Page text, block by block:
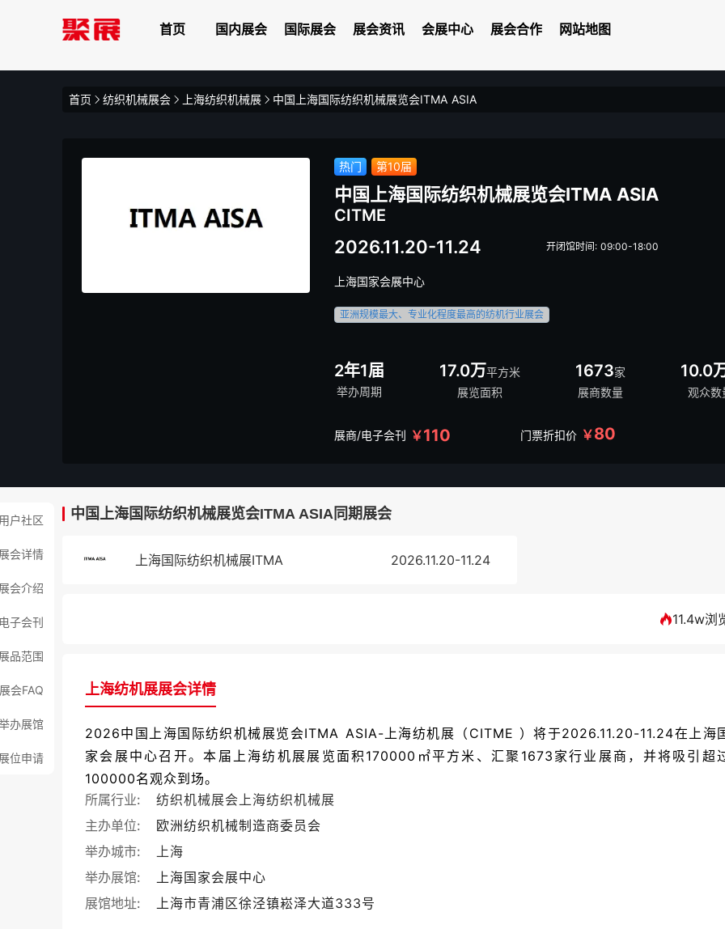
首页 国内展会 国际展会 展会资讯 会展中心 展会合作 网站地图
首页 纺织机械展会 上海纺织机械展 中国上海国际纺织机械展览会ITMA ASIA
热门 第10届
中国上海国际纺织机械展览会ITMA ASIA
CITME
2026.11.20-11.24 开闭馆时间: 09:00-18:00
上海国家会展中心
亚洲规模最大、专业化程度最高的纺机行业展会
2年1届
举办周期
17.0万平方米
展览面积
1673家
展商数量
10.0
观众数
展商/电子会刊 ￥110 门票折扣价 ￥80
户社区
会详情
会介绍
子会刊
品范围
会FAQ
办展馆
位申请
中国上海国际纺织机械展览会ITMA ASIA同期展会
上海国际纺织机械展ITMA 2026.11.20-11.24
11.4w浏
上海纺机展展会详情
2026中国上海国际纺织机械展览会ITMA ASIA-上海纺机展（CITME ）将于2026.11.20-11.24在上海
家会展中心召开。本届上海纺机展展览面积170000㎡平方米、汇聚1673家行业展商，并将吸引超
100000名观众到场。
所属行业:
纺织机械展会上海纺织机械展
主办单位:
欧洲纺织机械制造商委员会
举办城市:
上海
举办展馆:
上海国家会展中心
展馆地址:
上海市青浦区徐泾镇崧泽大道333号